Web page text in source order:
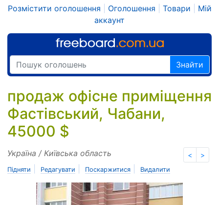
Розмістити оголошення Оголошення Товари
Мій
аккаунт
Знайти
продаж офісне приміщення
Фастівський, Чабани,
45000 $
< >
Україна / Київська область
Підняти Редагувати Поскаржитися Видалити